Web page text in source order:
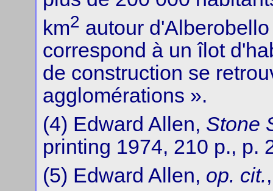
km2 autour
correspond à un îlot
de construction se
agglomérations ».
(4) Edward Allen, Stone
printing 1974, 210 p., p.
(5) Edward Allen, op. cit.